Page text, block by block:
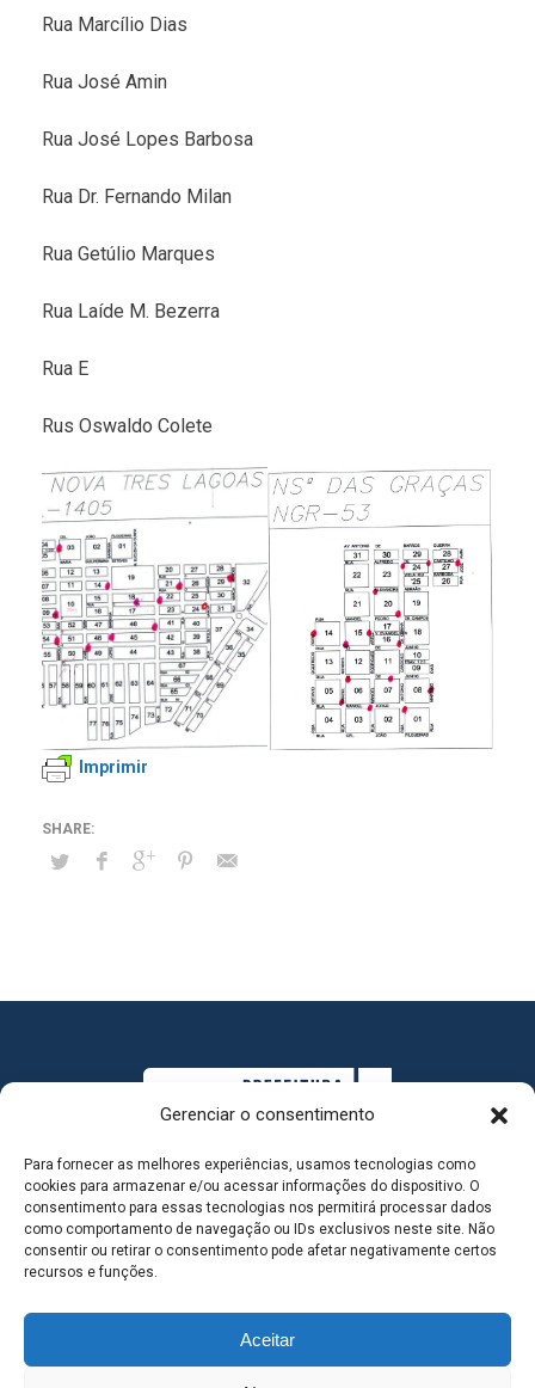
Gerenciar o consentimento
Para fornecer as melhores experiências, usamos tecnologias como
cookies para armazenar e/ou acessar informações do dispositivo. O
consentimento para essas tecnologias nos permitirá processar dados
como comportamento de navegação ou IDs exclusivos neste site. Não
consentir ou retirar o consentimento pode afetar negativamente certos
recursos e funções.
Aceitar
Rua Marcílio Dias
Rua José Amin
Rua José Lopes Barbosa
Rua Dr. Fernando Milan
Rua Getúlio Marques
Rua Laíde M. Bezerra
Rua E
Rus Oswaldo Colete
Imprimir
MAPA DO SITE